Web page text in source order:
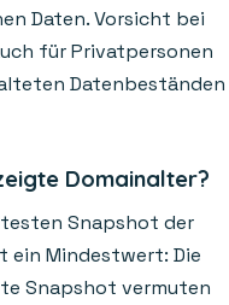
Daten. Vorsicht bei
für Privatpersonen
Datenbeständen
Domainalter?
Snapshot der
ein Mindestwert: Die
Snapshot vermuten